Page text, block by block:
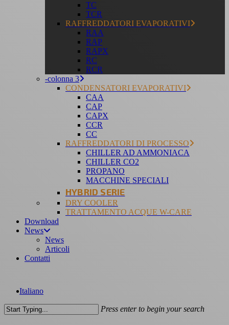
TC
TCR
RAFFREDDATORI EVAPORATIVI
RAA
RAP
RAPX
RC
RCR
-colonna 3
CONDENSATORI EVAPORATIVI
CAA
CAP
CAPX
CCR
CC
RAFFREDDATORI DI PROCESSO
CHILLER AD AMMONIACA
CHILLER CO2
PROPANO
MACCHINE SPECIALI
HYBRID SERIE
DRY COOLER
TRATTAMENTO ACQUE W-CARE
Download
News
News
Articoli
Contatti
Italiano
Press enter to begin your search